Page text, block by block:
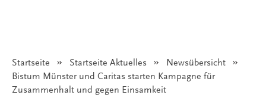
Startseite Startseite Aktuelles
Newsübersicht
Angezeigt:
Bistum Münster und Caritas starten Kampagne für
Zusammenhalt und gegen Einsamkeit